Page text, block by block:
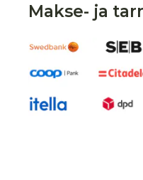
Makse- ja